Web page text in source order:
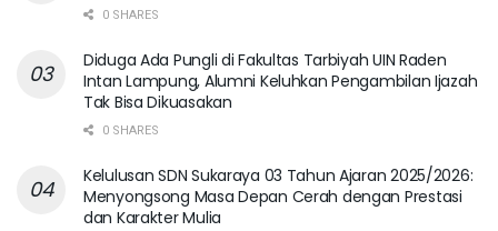
0 SHARES
Diduga Ada Pungli di Fakultas Tarbiyah UIN Raden
Intan Lampung, Alumni Keluhkan Pengambilan Ijazah
Tak Bisa Dikuasakan
0 SHARES
Kelulusan SDN Sukaraya 03 Tahun Ajaran 2025/2026:
Menyongsong Masa Depan Cerah dengan Prestasi
dan Karakter Mulia